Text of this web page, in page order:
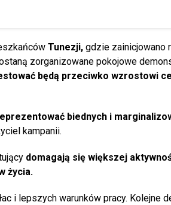
Tunezji, gdzie zainicjowano
zorganizowane pokojowe
będą przeciwko wzrostowi
biednych i
kampanii.
domagają się większej
życia.
i lepszych warunków pracy. Kolejne